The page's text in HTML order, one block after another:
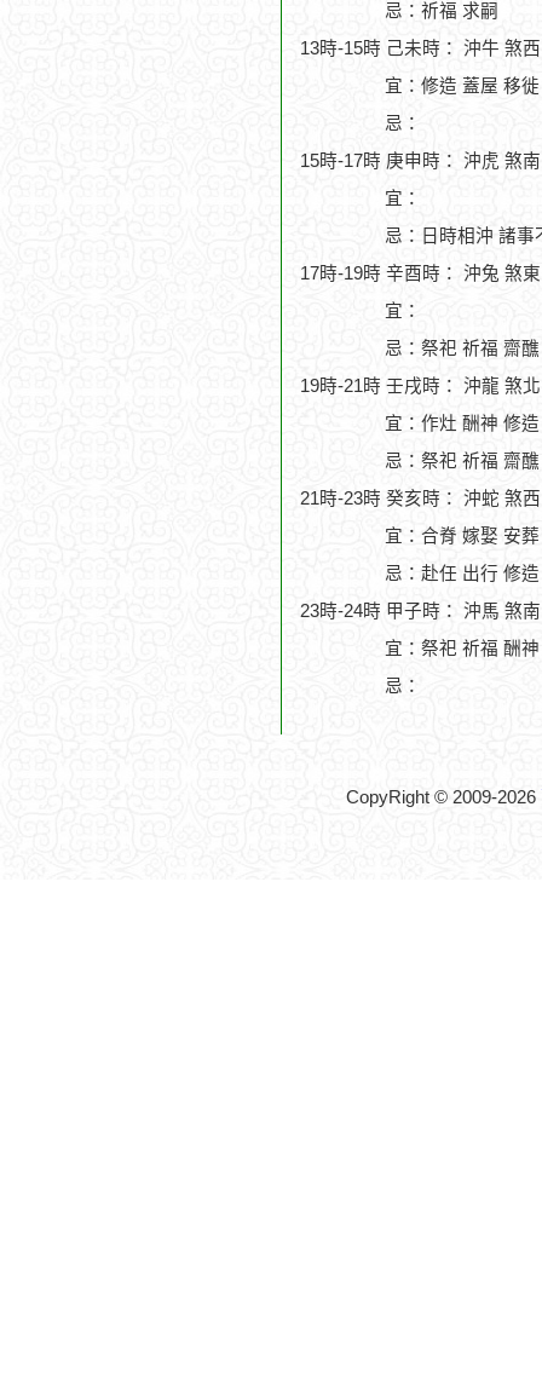
忌：祈福 求嗣
13時-15時 己未時： 沖牛 煞
宜：修造 蓋屋 移
忌：
15時-17時 庚申時： 沖虎 煞
宜：
忌：日時相沖 諸事
17時-19時 辛酉時： 沖兔 煞
宜：
忌：祭祀 祈福 齋
19時-21時 壬戌時： 沖龍 煞
宜：作灶 酬神 修造
忌：祭祀 祈福 齋
21時-23時 癸亥時： 沖蛇 煞
宜：合脊 嫁娶 安葬
忌：赴任 出行 修
23時-24時 甲子時： 沖馬 煞
宜：祭祀 祈福 酬
忌：
CopyRight © 2009-2026